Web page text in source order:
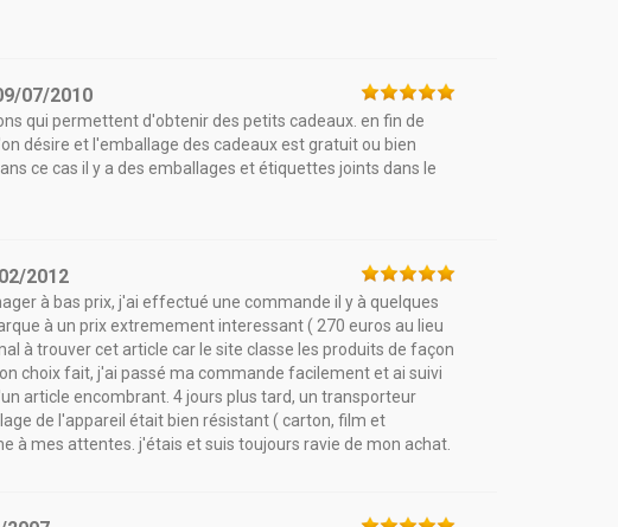
07/2010
qui permettent d'obtenir des petits cadeaux. en fin de
désire et l'emballage des cadeaux est gratuit ou bien
ce cas il y a des emballages et étiquettes joints dans le
2012
à bas prix, j'ai effectué une commande il y à quelques
à un prix extremement interessant ( 270 euros au lieu
à trouver cet article car le site classe les produits de façon
choix fait, j'ai passé ma commande facilement et ai suivi
article encombrant. 4 jours plus tard, un transporteur
de l'appareil était bien résistant ( carton, film et
à mes attentes. j'étais et suis toujours ravie de mon achat.